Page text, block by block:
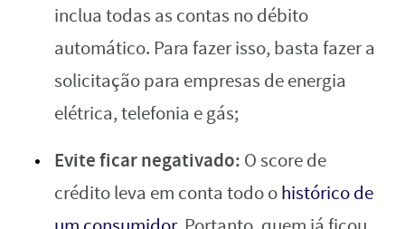
inclua todas as contas no débito
automático. Para fazer isso, basta fazer a
solicitação para empresas de energia
elétrica, telefonia e gás;
Evite ficar negativado: O score de
crédito leva em conta todo ohistórico de